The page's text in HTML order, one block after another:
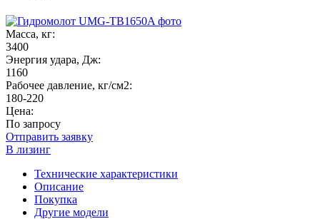
Масса, кг:
3400
Энергия удара, Дж:
1160
Рабочее давление, кг/см2:
180-220
Цена:
По запросу
Отправить заявку
В лизинг
Технические характеристики
Описание
Покупка
Другие модели